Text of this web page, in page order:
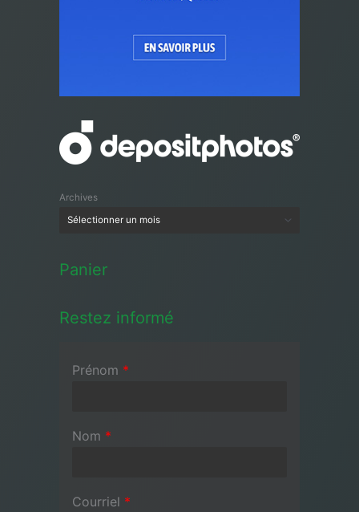
Archives
Panier
Restez informé
Prénom *
Nom *
Courriel *